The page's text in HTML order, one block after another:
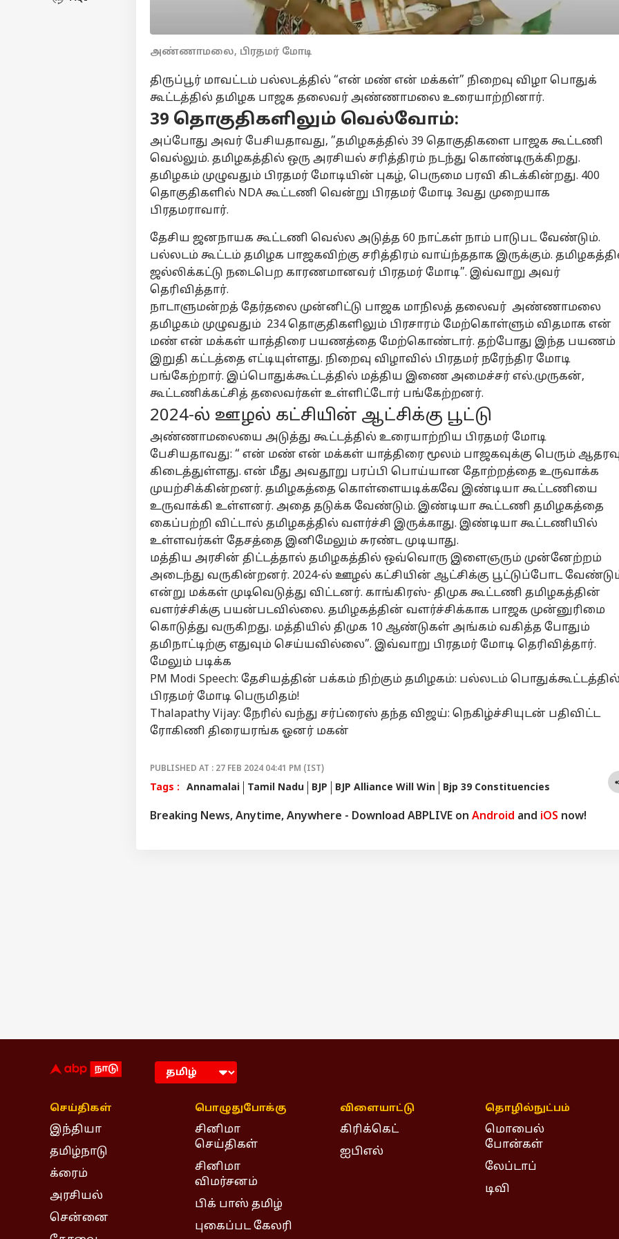
அண்ணாமலை, பிரதமர் மோடி
திருப்பூர் மாவட்டம் பல்லடத்தில் “என் மண் என் மக்கள்” நிறைவு விழா பொதுக்
கூட்டத்தில் தமிழக பாஜக தலைவர் அண்ணாமலை உரையாற்றினார்.
39 தொகுதிகளிலும் வெல்வோம்:
அப்போது அவர் பேசியதாவது, ”தமிழகத்தில் 39 தொகுதிகளை பாஜக கூட்டணி
வெல்லும். தமிழகத்தில் ஒரு அரசியல் சரித்திரம் நடந்து கொண்டிருக்கிறது.
தமிழகம் முழுவதும் பிரதமர் மோடியின் புகழ், பெருமை பரவி கிடக்கின்றது. 400
தொகுதிகளில் NDA கூட்டணி வென்று பிரதமர் மோடி 3வது முறையாக
பிரதமராவார்.
தேசிய ஜனநாயக கூட்டணி வெல்ல அடுத்த 60 நாட்கள் நாம் பாடுபட வேண்டும்.
பல்லடம் கூட்டம் தமிழக பாஜகவிற்கு சரித்திரம் வாய்ந்ததாக இருக்கும்.
ஜல்லிக்கட்டு நடைபெற காரணமானவர் பிரதமர் மோடி”. இவ்வாறு அவர்
தெரிவித்தார்.
நாடாளுமன்றத் தேர்தலை முன்னிட்டு பாஜக மாநிலத் தலைவர் அண்ணாமலை
தமிழகம் முழுவதும் 234 தொகுதிகளிலும் பிரசாரம் மேற்கொள்ளும் விதமாக என்
மண் என் மக்கள் யாத்திரை பயணத்தை மேற்கொண்டார். தற்போது இந்த பயணம்
இறுதி கட்டத்தை எட்டியுள்ளது. நிறைவு விழாவில் பிரதமர் நரேந்திர மோடி
பங்கேற்றார். இப்பொதுக்கூட்டத்தில் மத்திய இணை அமைச்சர் எல்.முருகன்,
கூட்டணிக்கட்சித் தலைவர்கள் உள்ளிட்டோர் பங்கேற்றனர்.
2024-ல் ஊழல் கட்சியின் ஆட்சிக்கு பூட்டு
அண்ணாமலையை அடுத்து கூட்டத்தில் உரையாற்றிய பிரதமர் மோடி
பேசியதாவது: “ என் மண் என் மக்கள் யாத்திரை மூலம் பாஜகவுக்கு பெரும்
கிடைத்துள்ளது. என் மீது அவதூறு பரப்பி பொய்யான தோற்றத்தை உருவாக்க
முயற்சிக்கின்றனர். தமிழகத்தை கொள்ளையடிக்கவே இண்டியா கூட்டணியை
உருவாக்கி உள்ளனர். அதை தடுக்க வேண்டும். இண்டியா கூட்டணி தமிழகத்தை
கைப்பற்றி விட்டால் தமிழகத்தில் வளர்ச்சி இருக்காது. இண்டியா கூட்டணியில்
உள்ளவர்கள் தேசத்தை இனிமேலும் சுரண்ட முடியாது.
மத்திய அரசின் திட்டத்தால் தமிழகத்தில் ஒவ்வொரு இளைஞரும் முன்னேற்றம்
அடைந்து வருகின்றனர். 2024-ல் ஊழல் கட்சியின் ஆட்சிக்கு பூட்டுப்போட
என்று மக்கள் முடிவெடுத்து விட்டனர். காங்கிரஸ்- திமுக கூட்டணி தமிழகத்தின்
வளர்ச்சிக்கு பயன்படவில்லை. தமிழகத்தின் வளர்ச்சிக்காக பாஜக முன்னுரிமை
கொடுத்து வருகிறது. மத்தியில் திமுக 10 ஆண்டுகள் அங்கம் வகித்த போதும்
தமிநாட்டிற்கு எதுவும் செய்யவில்லை”. இவ்வாறு பிரதமர் மோடி தெரிவித்தார்.
மேலும் படிக்க
PM Modi Speech: தேசியத்தின் பக்கம் நிற்கும் தமிழகம்: பல்லடம் பொதுக்கூட்டத்தில்
பிரதமர் மோடி பெருமிதம்!
Thalapathy Vijay: நேரில் வந்து சர்ப்ரைஸ் தந்த விஜய்: நெகிழ்ச்சியுடன் பதிவிட்ட
ரோகிணி திரையரங்க ஓனர் மகன்
PUBLISHED AT : 27 FEB 2024 04:41 PM (IST)
Tags : Annamalai Tamil Nadu BJP BJP Alliance Will Win Bjp 39 Constituencies
Breaking News, Anytime, Anywhere - Download ABPLIVE on Android and iOS now!
Hello Guest
எங்களிடம்
விளம்பரம் செய்ய
சுயவிவரம்
வேலைவாய்ப்புகள்
தொடர்புகொள்ள
கருத்துக்கேட்பு
தனியுரிமை
கொள்கை
LOGIN
பர்சனல் கார்னர்
முக்கிய கட்டுரைகள் டாப் ரீல்ஸ்
அரசியல்
பெருக்கெடுக்காத
காவிரி..! பொங்கிய
திமுக, விவசாய
விரோதி விஜய் -
DMK தலைவர்
அரசியல்
‘என்னாச்சு,
என்னாச்சு CM சார்
என்னாச்சு..’
தஞ்சையில் தவெக
அரசுக்கு எதிராக
களத்தில் இறங்கிய
உதயநிதி..!
அரசியல்
புதுசா 3 பேர்” CM
விஜய்
அமைச்சரவை
மாற்றம் அப்டேட்
7
வேலைவாய்ப்பு
கேந்திரிய
வித்யாலயா
பள்ளியில்
ஆசிரியர் வேலை:
நேர்காணல்
மட்டுமே-
கலந்துகொள்வது
எப்படி?
ஆட்டோ
நெக்ஸான் தான்
வேண்டுமென
அடம் பிடிக்காதிங்க
- அம்சங்கள்,
மைலேஜ்- டஃப்
கொடுக்கும் மூன்று
SUV-க்கள்
"கொத்தூஸ் ஐடி
விங் கவனத்திற்கு"
பதிலடி கொடுத்த
தவெக..! எது
உண்மை?
IIT
செய்திகள்
இந்தியா
தமிழ்நாடு
க்ரைம்
அரசியல்
சென்னை
பொழுதுபோக்கு
சினிமா
செய்திகள்
சினிமா
விமர்சனம்
பிக் பாஸ் தமிழ்
புகைப்பட கேலரி
விளையாட்டு
கிரிக்கெட்
ஐபிஎல்
தொழில்நுட்பம்
மொபைல்
போன்கள்
லேப்டாப்
டிவி